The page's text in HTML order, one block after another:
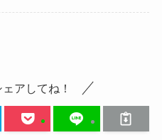
アしてね！